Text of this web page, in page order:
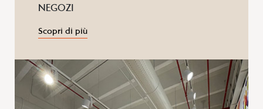
NEGOZI
Scopri di più